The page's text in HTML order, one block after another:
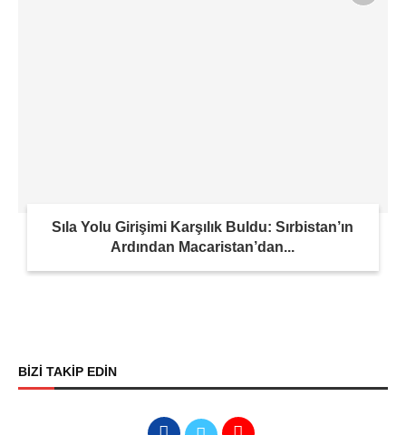
Sıla Yolu Girişimi Karşılık Buldu: Sırbistan’ın
Ardından Macaristan’dan...
BİZİ TAKİP EDİN